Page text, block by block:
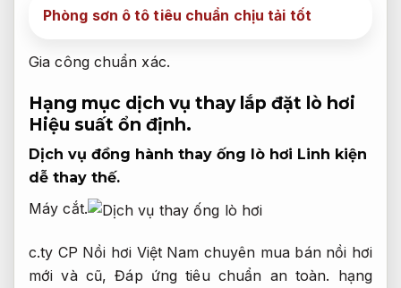
Phòng sơn ô tô tiêu chuẩn chịu tải tốt
Gia công chuẩn xác.
Hạng mục dịch vụ thay lắp đặt lò hơi
Hiệu suất ổn định.
Dịch vụ đồng hành thay ống lò hơi Linh kiện
dễ thay thế.
Máy cắt.
c.ty CP Nồi hơi Việt Nam chuyên mua bán nồi hơi
mới và cũ,Đáp ứng tiêu chuẩn an toàn. hạng